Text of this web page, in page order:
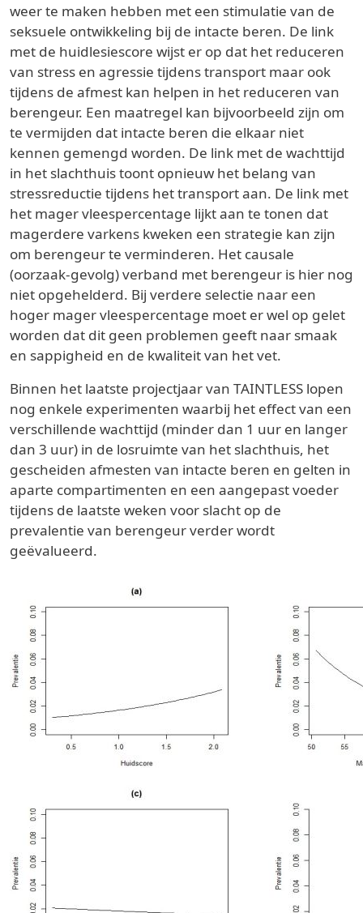
weer te maken hebben met een stimulatie van de
seksuele ontwikkeling bij de intacte beren. De link
met de huidlesiescore wijst er op dat het reduceren
van stress en agressie tijdens transport maar ook
tijdens de afmest kan helpen in het reduceren van
berengeur. Een maatregel kan bijvoorbeeld zijn om
te vermijden dat intacte beren die elkaar niet
kennen gemengd worden. De link met de wachttijd
in het slachthuis toont opnieuw het belang van
stressreductie tijdens het transport aan. De link met
het mager vleespercentage lijkt aan te tonen dat
magerdere varkens kweken een strategie kan zijn
om berengeur te verminderen. Het causale
(oorzaak-gevolg) verband met berengeur is hier nog
niet opgehelderd. Bij verdere selectie naar een
hoger mager vleespercentage moet er wel op gelet
worden dat dit geen problemen geeft naar smaak
en sappigheid en de kwaliteit van het vet.
Binnen het laatste projectjaar van TAINTLESS lopen
nog enkele experimenten waarbij het effect van een
verschillende wachttijd (minder dan 1 uur en langer
dan 3 uur) in de losruimte van het slachthuis, het
gescheiden afmesten van intacte beren en gelten in
aparte compartimenten en een aangepast voeder
tijdens de laatste weken voor slacht op de
prevalentie van berengeur verder wordt
geëvalueerd.